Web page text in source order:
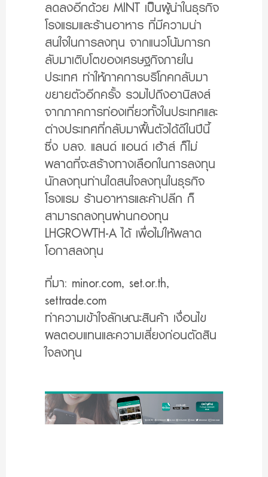
ลดลงอีกด้วย MINT เป็นผู้นำในธุรกิจ
โรงแรมและร้านอาหาร ที่มีความน่า
สนใจในการลงทุน จากแนวโน้มการก
ลับมาเติบโตของเศรษฐกิจภายใน
ประเทศ ทำให้ภาคการบริโภคกลับมา
ขยายตัวอีกครั้ง รวมไปถึงอานิสงส์
จากภาคการท่องเที่ยวทั้งในประเทศและ
ต่างประเทศที่กลับมาฟื้นตัวได้ดีในปีนี้
ซึ่ง บลจ. แลนด์ แอนด์ เฮ้าส์ ก็ไม่
พลาดที่จะสร้างทางเลือกในการลงทุน
นักลงทุนท่านใดสนใจลงทุนในธุรกิจ
โรงแรม ร้านอาหารและค้าปลีก ก็
สามารถลงทุนผ่านกองทุน
LHGROWTH-A ได้ เพื่อไม่ให้พลาด
โอกาสลงทุน
ที่มา: minor.com, set.or.th,
settrade.com
ทำความเข้าใจลักษณะสินค้า เงื่อนไข
ผลตอบแทนและความเสี่ยงก่อนตัดสิน
ใจลงทุน